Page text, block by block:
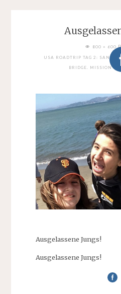
FULL800 × 600
USA ROADTRIP TAG 2: SAN
BRIDGE. MISSION
Ausgelassene Jungs!
Ausgelassene Jungs!